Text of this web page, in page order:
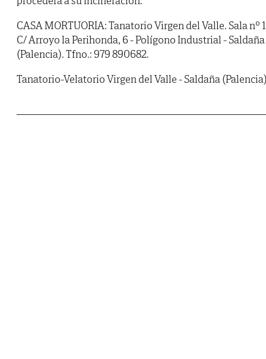
CASA MORTUORIA: Tanatorio Virgen del Valle. Sala nº
C/ Arroyo la Perihonda, 6 - Polígono Industrial - Saldaña
(Palencia). Tfno.: 979 890682.
Tanatorio-Velatorio Virgen del Valle - Saldaña